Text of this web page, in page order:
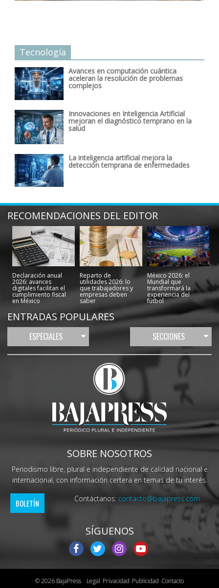
Tecnología
Avances en computación cuántica
aceleran la resolución de problemas
complejos
Innovaciones en Inteligencia Artificial
mejoran el diagnóstico temprano en la
salud
La inteligencia artificial mejora la
detección temprana de enfermedades
RECOMENDACIONES DEL EDITOR
Declaración anual
2026: avances
digitales facilitan el
cumplimiento fiscal
en México
Reparto de
utilidades 2026: lo
que trabajadores y
empresas deben
saber
México 2026: el
Mundial que
transformará la
experiencia del
fútbol
ENTRADAS POPULARES
ESPECIALES SECCIONES
SOBRE NOSOTROS
Periodismo libre, plural e independiente de calidad nacional e
internacional, con información certera en temas de tu interés.
BOLETÍN Contáctanos: contacto@bajapress.com
SÍGUENOS
© 2026 BajaPress Legal Privacidad Publicidad Contacto